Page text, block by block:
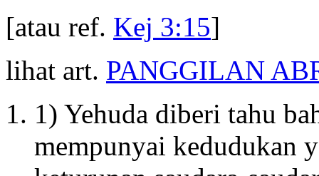
[atau ref. Kej 3:15]
lihat art. PANGGILAN
1) Yehuda diberi tahu
mempunyai kedudukan